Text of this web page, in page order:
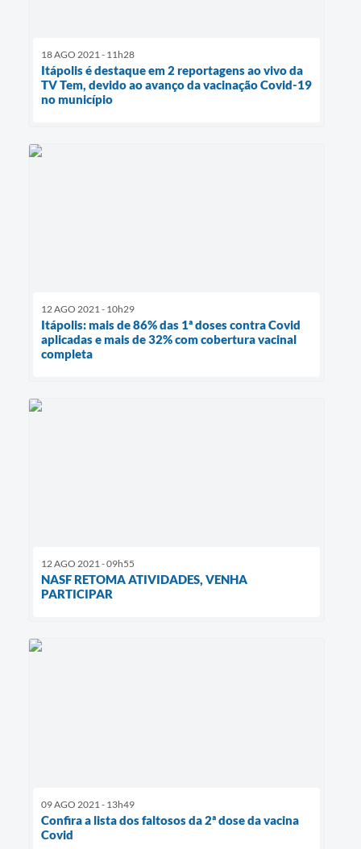
18 AGO 2021 - 11h28
Itápolis é destaque em 2 reportagens ao vivo da
TV Tem, devido ao avanço da vacinação Covid-19
no município
12 AGO 2021 - 10h29
Itápolis: mais de 86% das 1ª doses contra Covid
aplicadas e mais de 32% com cobertura vacinal
completa
12 AGO 2021 - 09h55
NASF RETOMA ATIVIDADES, VENHA
PARTICIPAR
09 AGO 2021 - 13h49
Confira a lista dos faltosos da 2ª dose da vacina
Covid